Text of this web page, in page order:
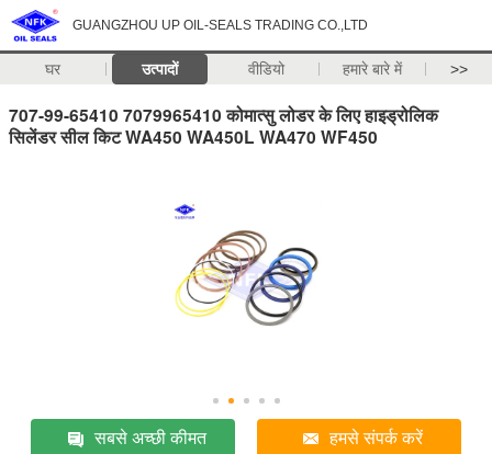
GUANGZHOU UP OIL-SEALS TRADING CO.,LTD
घर उत्पादों वीडियो हमारे बारे में >>
707-99-65410 7079965410 कोमात्सु लोडर के लिए हाइड्रोलिक
सिलेंडर सील किट WA450 WA450L WA470 WF450
सबसे अच्छी कीमत हमसे संपर्क करें